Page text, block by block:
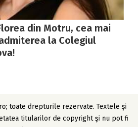
din Motru, cea mai
la Colegiul
toate drepturile rezervate. Textele şi
titularilor de copyright şi nu pot fi